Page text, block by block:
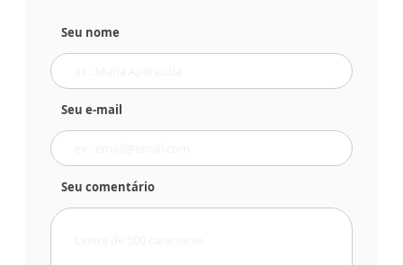
Seu nome
Seu e-mail
Seu comentário